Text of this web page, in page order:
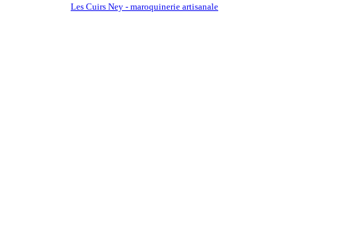
Les Cuirs Ney - maroquinerie artisanale